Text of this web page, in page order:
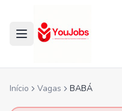
Início Vagas BABÁ